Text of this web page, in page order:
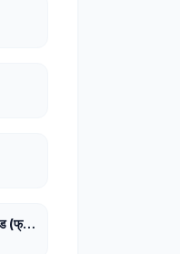
स्विट्जरलैंड (फ्रेंच)